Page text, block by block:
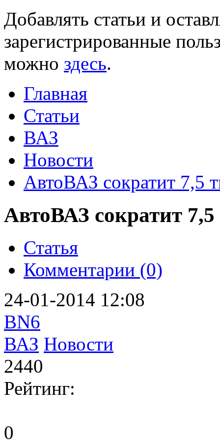
Добавлять статьи и
зарегистрированные
можно здесь.
Главная
Статьи
ВАЗ
Новости
АвтоВАЗ сократит 7,5
АвтоВАЗ сократит
Статья
Комментарии (0)
24-01-2014 12:08
BN6
ВАЗ Новости
2440
Рейтинг:
0